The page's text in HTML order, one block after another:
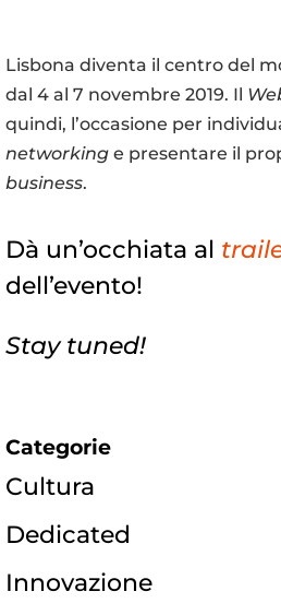
Lisbona diventa il centro del
dal 4 al 7 novembre 2019. Il
quindi, l’occasione per
networking e presentare il
business.
Dà un’occhiata al
dell’evento!
Stay tuned!
Categorie
Cultura
Dedicated
Innovazione